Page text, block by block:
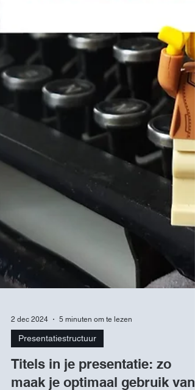
2 dec 2024 5 minuten om te lezen
Presentatiestructuur